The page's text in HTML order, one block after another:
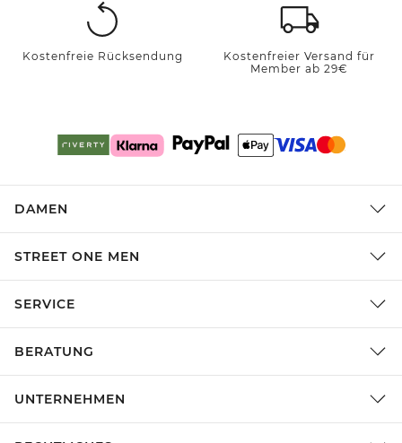
Kostenfreie Rücksendung
Kostenfreier Versand für
Member ab 29€
DAMEN
STREET ONE MEN
SERVICE
BERATUNG
UNTERNEHMEN